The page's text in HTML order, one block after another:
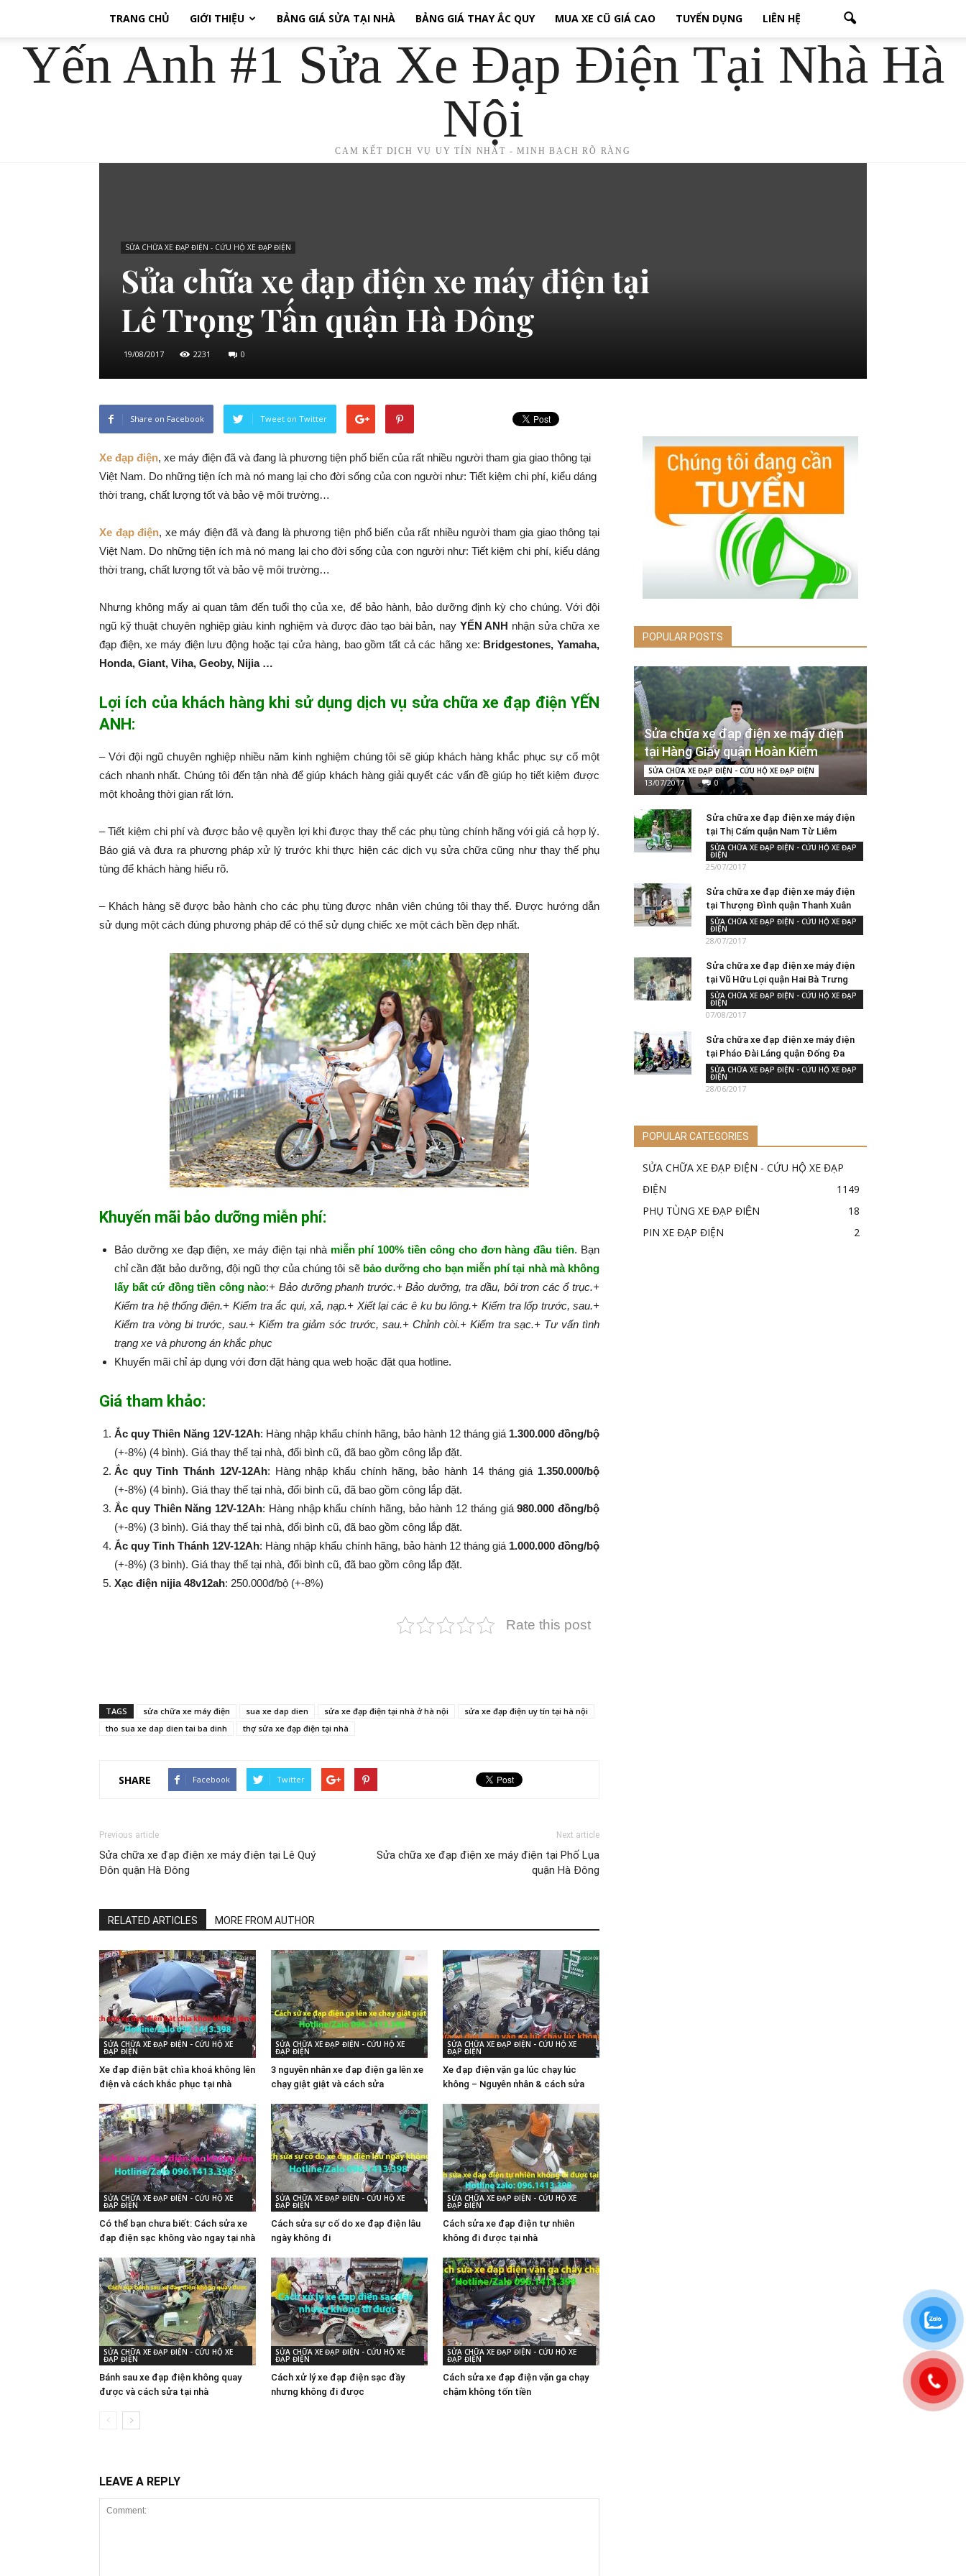
TRANG CHỦ GIỚI THIỆU BẢNG GIÁ SỬA TẠI NHÀ BẢNG GIÁ THAY ẮC QUY MUA XE CŨ GIÁ CAO TUYỂN DỤNG LIÊN HỆ
Yến Anh #1 Sửa Xe Đạp Điện Tại Nhà Hà
Nội
CAM KẾT DỊCH VỤ UY TÍN NHẤT - MINH BẠCH RÕ RÀNG
SỬA CHỮA XE ĐẠP ĐIỆN - CỨU HỘ XE ĐẠP ĐIỆN
Sửa chữa xe đạp điện xe máy điện tại
Lê Trọng Tấn quận Hà Đông
19/08/2017 2231 0
Share on Facebook Tweet on Twitter
Xe đạp điện, xe máy điện đã và đang là phương tiện phổ biến của rất nhiều người tham gia giao thông tại
Việt Nam. Do những tiện ích mà nó mang lại cho đời sống của con người như: Tiết kiệm chi phí, kiểu dáng
thời trang, chất lượng tốt và bảo vệ môi trường…
Xe đạp điện, xe máy điện đã và đang là phương tiện phổ biến của rất nhiều người tham gia giao thông tại
Việt Nam. Do những tiện ích mà nó mang lại cho đời sống của con người như: Tiết kiệm chi phí, kiểu dáng
thời trang, chất lượng tốt và bảo vệ môi trường…
Nhưng không mấy ai quan tâm đến tuổi thọ của xe, để bảo hành, bảo dưỡng định kỳ cho chúng. Với đội
ngũ kỹ thuật chuyên nghiệp giàu kinh nghiệm và được đào tạo bài bản, nay YẾN ANH nhận sửa chữa xe
đạp điện, xe máy điện lưu động hoặc tại cửa hàng, bao gồm tất cả các hãng xe: Bridgestones, Yamaha,
Honda, Giant, Viha, Geoby, Nijia …
Lợi ích của khách hàng khi sử dụng dịch vụ sửa chữa xe đạp điện YẾN
ANH:
– Với đội ngũ chuyên nghiệp nhiều năm kinh nghiệm chúng tôi sẽ giúp khách hàng khắc phục sự cố một
cách nhanh nhất. Chúng tôi đến tận nhà để giúp khách hàng giải quyết các vấn đề giúp họ tiết kiệm được
một khoảng thời gian rất lớn.
– Tiết kiệm chi phí và được bảo vệ quyền lợi khi được thay thế các phụ tùng chính hãng với giá cả hợp lý.
Báo giá và đưa ra phương pháp xử lý trước khi thực hiện các dịch vụ sửa chữa cũng như thay thế phụ
tùng để khách hàng hiểu rõ.
– Khách hàng sẽ được bảo hành cho các phụ tùng được nhân viên chúng tôi thay thế. Được hướng dẫn
sử dụng một cách đúng phương pháp để có thể sử dụng chiếc xe một cách bền đẹp nhất.
Khuyến mãi bảo dưỡng miễn phí:
Bảo dưỡng xe đạp điện, xe máy điện tại nhà miễn phí 100% tiền công cho đơn hàng đầu tiên. Bạn
chỉ cần đặt bảo dưỡng, đội ngũ thợ của chúng tôi sẽ bảo dưỡng cho bạn miễn phí tại nhà mà không
lấy bất cứ đồng tiền công nào:​​​​​+ Bảo dưỡng phanh trước.+ Bảo dưỡng, tra dầu, bôi trơn các ổ trục.+
Kiểm tra hệ thống điện.+ Kiểm tra ắc qui, xả, nạp.+ Xiết lại các ê ku bu lông.+ Kiểm tra lốp trước, sau.+
Kiểm tra vòng bi trước, sau.+ Kiểm tra giảm sóc trước, sau.+ Chỉnh còi.+ Kiểm tra sạc.+ Tư vấn tình
trạng xe và phương án khắc phục
Khuyến mãi chỉ áp dụng với đơn đặt hàng qua web hoặc đặt qua hotline.
Giá tham khảo:
Ắc quy Thiên Năng 12V-12Ah: Hàng nhập khẩu chính hãng, bảo hành 12 tháng giá 1.300.000 đồng/bộ
(+-8%) (4 bình). Giá thay thế tại nhà, đổi bình cũ, đã bao gồm công lắp đặt.
Ắc quy Tinh Thánh 12V-12Ah: Hàng nhập khẩu chính hãng, bảo hành 14 tháng giá 1.350.000/bộ
(+-8%​​​​​​​) (4 bình). Giá thay thế tại nhà, đổi bình cũ, đã bao gồm công lắp đặt.
Ắc quy Thiên Năng 12V-12Ah: Hàng nhập khẩu chính hãng, bảo hành 12 tháng giá980.000 đồng/bộ
(+-8%​​​​​​​) (3 bình). Giá thay thế tại nhà, đổi bình cũ, đã bao gồm công lắp đặt.
Ắc quy Tinh Thánh 12V-12Ah: Hàng nhập khẩu chính hãng, bảo hành 12 tháng giá 1.000.000 đồng/bộ
(+-8%​​​​​​​) (3 bình). Giá thay thế tại nhà, đổi bình cũ, đã bao gồm công lắp đặt.
Xạc điện nijia 48v12ah: 250.000đ/bộ (+-8%​​​​​​​)
Rate this post
TAGS sửa chữa xe máy điện sua xe dap dien sửa xe đạp điện tại nhà ở hà nội
sửa xe đạp điện uy tín tại hà nội
tho sua xe dap dien tai ba dinh
thợ sửa xe đạp điện tại nhà
SHARE Facebook Twitter
Previous article
Sửa chữa xe đạp điện xe máy điện tại Lê Quý
Đôn quận Hà Đông
Next article
Sửa chữa xe đạp điện xe máy điện tại Phố Lụa
quận Hà Đông
RELATED ARTICLES MORE FROM AUTHOR
SỬA CHỮA XE ĐẠP ĐIỆN - CỨU HỘ XE
ĐẠP ĐIỆN
Xe đạp điện bật chìa khoá không lên
điện và cách khắc phục tại nhà
SỬA CHỮA XE ĐẠP ĐIỆN - CỨU HỘ XE
ĐẠP ĐIỆN
3 nguyên nhân xe đạp điện ga lên xe
chạy giật giật và cách sửa
SỬA CHỮA XE ĐẠP ĐIỆN - CỨU HỘ XE
ĐẠP ĐIỆN
Xe đạp điện vặn ga lúc chạy lúc
không – Nguyên nhân & cách sửa
SỬA CHỮA XE ĐẠP ĐIỆN - CỨU HỘ XE
ĐẠP ĐIỆN
Có thể bạn chưa biết: Cách sửa xe
đạp điện sạc không vào ngay tại nhà
SỬA CHỮA XE ĐẠP ĐIỆN - CỨU HỘ XE
ĐẠP ĐIỆN
Cách sửa sự cố do xe đạp điện lâu
ngày không đi
SỬA CHỮA XE ĐẠP ĐIỆN - CỨU HỘ XE
ĐẠP ĐIỆN
Cách sửa xe đạp điện tự nhiên
không đi được tại nhà
SỬA CHỮA XE ĐẠP ĐIỆN - CỨU HỘ XE
ĐẠP ĐIỆN
Bánh sau xe đạp điện không quay
được và cách sửa tại nhà
SỬA CHỮA XE ĐẠP ĐIỆN - CỨU HỘ XE
ĐẠP ĐIỆN
Cách xử lý xe đạp điện sạc đầy
nhưng không đi được
SỬA CHỮA XE ĐẠP ĐIỆN - CỨU HỘ XE
ĐẠP ĐIỆN
Cách sửa xe đạp điện vặn ga chạy
chậm không tốn tiền
LEAVE A REPLY
POPULAR POSTS
Sửa chữa xe đạp điện xe máy điện
tại Hàng Giấy quận Hoàn Kiếm
SỬA CHỮA XE ĐẠP ĐIỆN - CỨU HỘ XE ĐẠP ĐIỆN
13/07/2017 0
Sửa chữa xe đạp điện xe máy điện
tại Thị Cấm quận Nam Từ Liêm
SỬA CHỮA XE ĐẠP ĐIỆN - CỨU HỘ XE ĐẠP
ĐIỆN
25/07/2017
Sửa chữa xe đạp điện xe máy điện
tại Thượng Đình quận Thanh Xuân
SỬA CHỮA XE ĐẠP ĐIỆN - CỨU HỘ XE ĐẠP
ĐIỆN
28/07/2017
Sửa chữa xe đạp điện xe máy điện
tại Vũ Hữu Lợi quận Hai Bà Trưng
SỬA CHỮA XE ĐẠP ĐIỆN - CỨU HỘ XE ĐẠP
ĐIỆN
07/08/2017
Sửa chữa xe đạp điện xe máy điện
tại Pháo Đài Láng quận Đống Đa
SỬA CHỮA XE ĐẠP ĐIỆN - CỨU HỘ XE ĐẠP
ĐIỆN
28/06/2017
POPULAR CATEGORIES
SỬA CHỮA XE ĐẠP ĐIỆN - CỨU HỘ XE ĐẠP
ĐIỆN
1149
PHỤ TÙNG XE ĐẠP ĐIỆN
18
PIN XE ĐẠP ĐIỆN
2